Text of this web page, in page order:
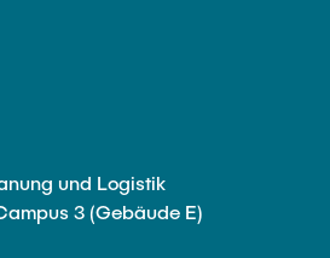
und Logistik
3 (Gebäude E)